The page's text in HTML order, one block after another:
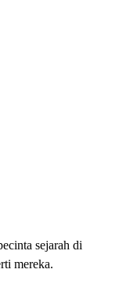
sejarah di
mereka.